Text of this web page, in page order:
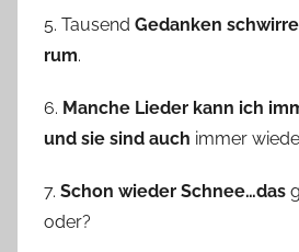
5. Tausend Gedanken
rum.
6. Manche Lieder kann ich
und sie sind auch immer
7. Schon wieder Schnee…das
oder?